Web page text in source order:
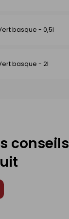
basque - 0,5l
basque - 2l
conseils